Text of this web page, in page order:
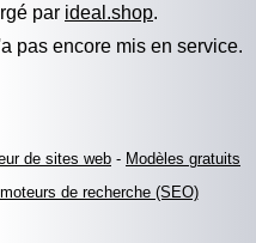
par ideal.shop.
pas encore mis en service.
de sites web - Modèles gratuits
de recherche (SEO)